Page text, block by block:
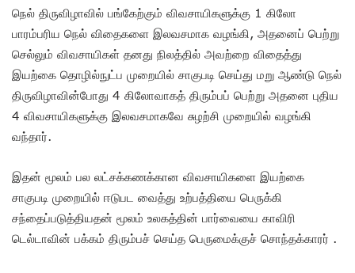
நெல் திருவிழாவில் பங்கேற்கும் விவசாயிகளுக்கு 1 கிலோ
பாரம்பரிய நெல் விதைகளை இலவசமாக வழங்கி, அதனைப் பெற்று
செல்லும் விவசாயிகள் தனது நிலத்தில் அவற்றை விதைத்து
இயற்கை தொழில்நுட்ப முறையில் சாகுபடி செய்து மறு ஆண்டு நெல்
திருவிழாவின்போது 4 கிலோவாகத் திரும்பப் பெற்று அதனை புதிய
4 விவசாயிகளுக்கு இலவசமாகவே சுழற்சி முறையில் வழங்கி
வந்தார்.
இதன் மூலம் பல லட்சக்கணக்கான விவசாயிகளை இயற்கை
சாகுபடி முறையில் ஈடுபட வைத்து உற்பத்தியை பெருக்கி
சந்தைப்படுத்தியதன் மூலம் உலகத்தின் பார்வையை காவிரி
டெல்டாவின் பக்கம் திரும்பச் செய்த பெருமைக்குச் சொந்தக்காரர் .